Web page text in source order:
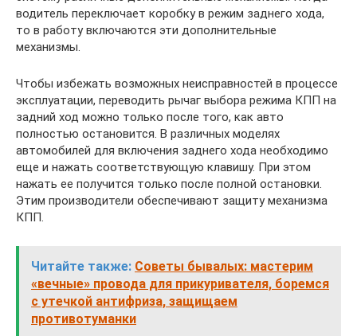
водитель переключает коробку в режим заднего хода,
то в работу включаются эти дополнительные
механизмы.
Чтобы избежать возможных неисправностей в процессе
эксплуатации, переводить рычаг выбора режима КПП на
задний ход можно только после того, как авто
полностью остановится. В различных моделях
автомобилей для включения заднего хода необходимо
еще и нажать соответствующую клавишу. При этом
нажать ее получится только после полной остановки.
Этим производители обеспечивают защиту механизма
КПП.
Читайте также: Советы бывалых: мастерим
«вечные» провода для прикуривателя, боремся
с утечкой антифриза, защищаем
противотуманки